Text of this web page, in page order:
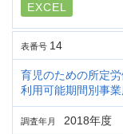
EXCEL
表番号 14
育児のための所定
利用可能期間別事
調査年月 2018年度